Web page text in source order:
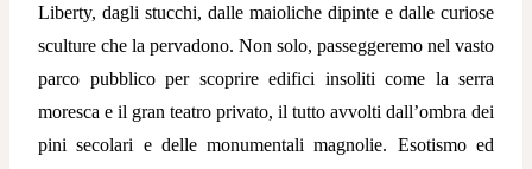
Liberty, dagli stucchi, dalle maioliche dipinte e dalle curiose
sculture che la pervadono. Non solo, passeggeremo nel vasto
parco pubblico per scoprire edifici insoliti come la serra
moresca e il gran teatro privato, il tutto avvolti dall’ombra dei
pini secolari e delle monumentali magnolie. Esotismo ed